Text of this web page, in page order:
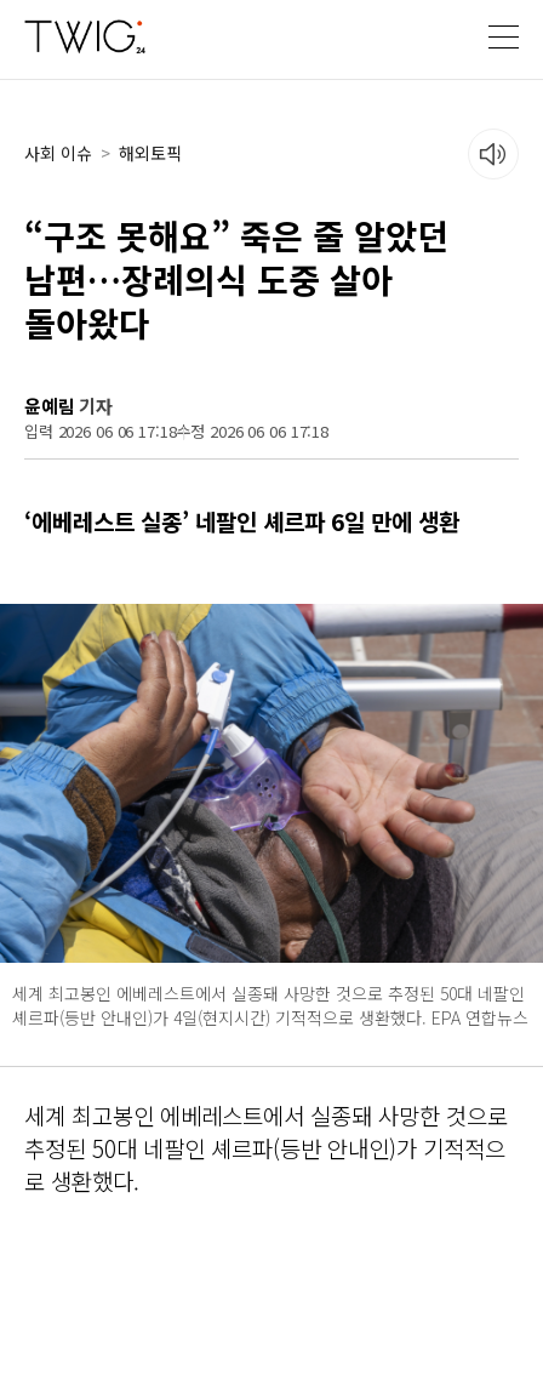
사회 이슈 > 해외토픽
“구조 못해요” 죽은 줄 알았던
남편…장례의식 도중 살아
돌아왔다
윤예림 기자
입력 2026 06 06 17:18수정 2026 06 06 17:18
‘에베레스트 실종’ 네팔인 셰르파 6일 만에 생환
세계 최고봉인 에베레스트에서 실종돼 사망한 것으로 추정된 50대 네팔인
셰르파(등반 안내인)가 4일(현지시간) 기적적으로 생환했다. EPA 연합뉴스
세계 최고봉인 에베레스트에서 실종돼 사망한 것으로
추정된 50대 네팔인 셰르파(등반 안내인)가 기적적으
로 생환했다.